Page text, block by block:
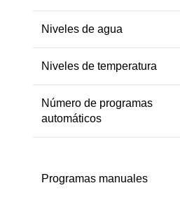
Niveles de agua
Niveles de temperatura
Número de programas
automáticos
Programas manuales